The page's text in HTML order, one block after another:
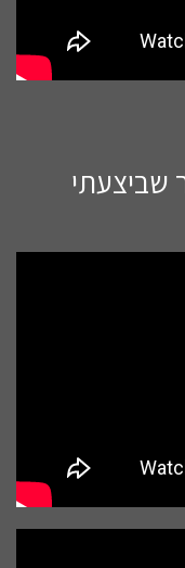
שביצעתי